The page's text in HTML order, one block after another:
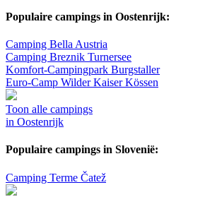
Populaire campings in Oostenrijk:
Camping Bella Austria
Camping Breznik Turnersee
Komfort-Campingpark Burgstaller
Euro-Camp Wilder Kaiser Kössen
Toon alle campings
in Oostenrijk
Populaire campings in Slovenië:
Camping Terme Čatež